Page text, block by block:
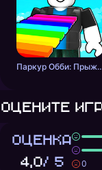
Паркур Обби:
Оцените
ОЦЕНКА
4,0/ 5
0